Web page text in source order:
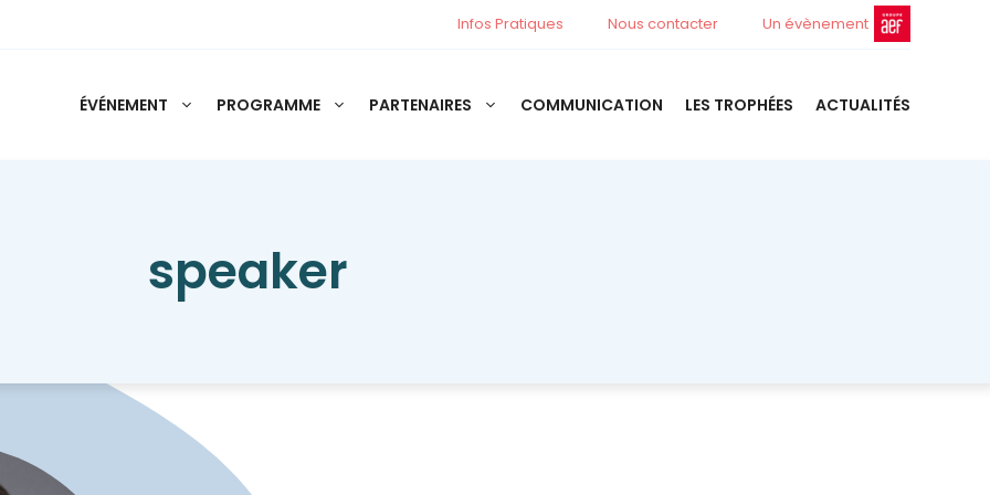
Infos Pratiques Nous contacter Un évènement
ÉVÉNEMENT PROGRAMME PARTENAIRES COMMUNICATION LES TROPHÉES ACTUALITÉS
speaker